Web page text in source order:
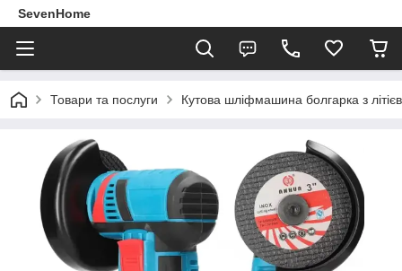
SevenHome
Товари та послуги Кутова шліфмашина болгарка з